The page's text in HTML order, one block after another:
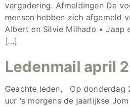
vergadering. Afmeldingen De
mensen hebben zich afgemeld
Albert en Silvie Milhado • Jaap
[…]
Ledenmail april
Geachte leden, Op donderdag
uur ‘s morgens de jaarlijkse